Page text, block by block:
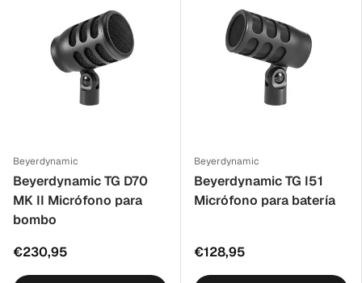
Beyerdynamic
Beyerdynamic TG D70
MK II Micrófono para
bombo
€230,95
Beyerdynamic
Beyerdynamic TG I51
Micrófono para batería
€128,95